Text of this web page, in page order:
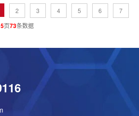
2 3 4 5 6
7
页73条数据